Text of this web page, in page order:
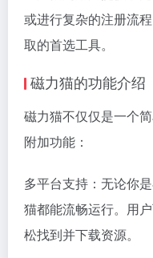
或进行复杂的注册流
取的首选工具。
磁力猫的功能介绍
磁力猫不仅仅是一个
附加功能：
多平台支持：无论你
猫都能流畅运行。用
松找到并下载资源。